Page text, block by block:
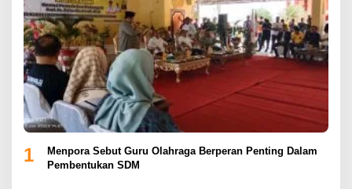
1
Menpora Sebut Guru Olahraga Berperan Penting Dalam
Pembentukan SDM